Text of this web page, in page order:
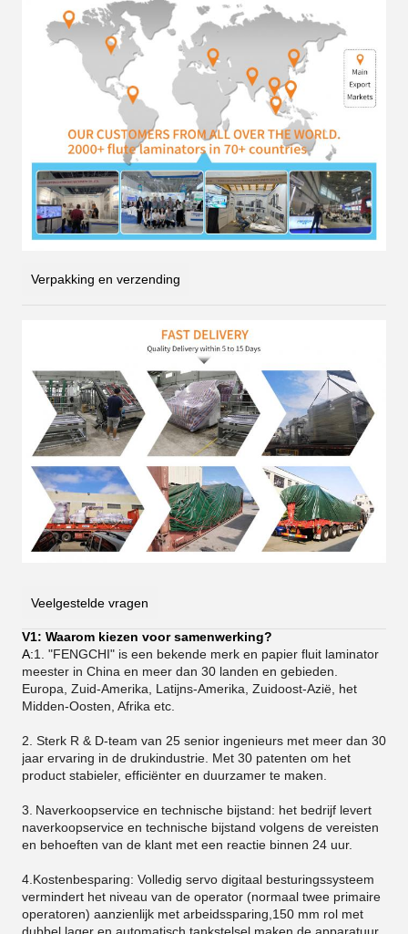
Verpakking en verzending
Veelgestelde vragen
V1: Waarom kiezen voor samenwerking?
A:1. "FENGCHI" is een bekende merk en papier fluit laminator
meester in China en meer dan 30 landen en gebieden.
Europa, Zuid-Amerika, Latijns-Amerika, Zuidoost-Azië, het
Midden-Oosten, Afrika etc.
2. Sterk R & D-team van 25 senior ingenieurs met meer dan 30
jaar ervaring in de drukindustrie. Met 30 patenten om het
product stabieler, efficiënter en duurzamer te maken.
3. Naverkoopservice en technische bijstand: het bedrijf levert
naverkoopservice en technische bijstand volgens de vereisten
en behoeften van de klant met een reactie binnen 24 uur.
4.Kostenbesparing: Volledig servo digitaal besturingssysteem
vermindert het niveau van de operator (normaal twee primaire
operatoren) aanzienlijk met arbeidssparing,150 mm rol met